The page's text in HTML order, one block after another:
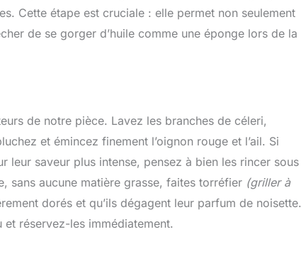
Cette étape est cruciale : elle permet non seulement
de se gorger d’huile comme une éponge lors de la
de notre pièce. Lavez les branches de céleri,
et émincez finement l’oignon rouge et l’ail. Si
leur saveur plus intense, pensez à bien les rincer sous
sans aucune matière grasse, faites torréfier (griller à
dorés et qu’ils dégagent leur parfum de noisette.
réservez-les immédiatement.